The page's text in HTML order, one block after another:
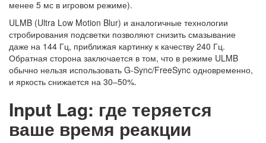
менее 5 мс в игровом режиме).
ULMB (Ultra Low Motion Blur) и аналогичные технологии
стробирования подсветки позволяют снизить смазывание
даже на 144 Гц, приближая картинку к качеству 240 Гц.
Обратная сторона заключается в том, что в режиме ULMB
обычно нельзя использовать G-Sync/FreeSync одновременно,
и яркость снижается на 30–50%.
Input Lag: где теряется
ваше время реакции